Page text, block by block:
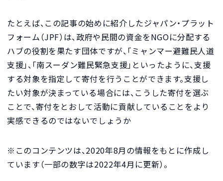
たとえば、この記事の始めに紹介したジャパン・プラット
フォーム（JPF）は、政府や民間の資金をNGOに分配する
ハブの役割を果たす団体ですが、「ミャンマー避難民人道
支援」、「南スーダン難民緊急支援」といったように、支援
する対象を指定して寄付を行うことができます。支援し
たい対象が決まっている場合には、こうした寄付を選ぶ
ことで、寄付をとおして活動に貢献していることをより
実感できるのではないでしょうか
※このコンテンツは、2020年8月の情報をもとに作成し
ています（一部の数字は2022年4月に更新）。